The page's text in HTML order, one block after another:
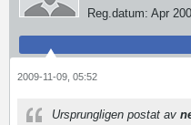
Reg.datum: Apr
2009-11-09, 05:52
Ursprungligen postat av